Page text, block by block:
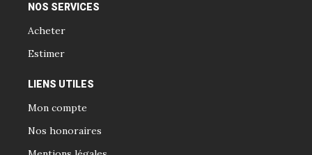
NOS SERVICES
Acheter
Estimer
LIENS UTILES
Mon compte
Nos honoraires